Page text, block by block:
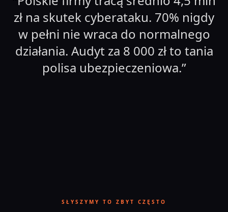
zł na skutek cyberataku. 70% nigdy
w pełni nie wraca do normalnego
działania. Audyt za 8 000 zł to tania
polisa ubezpieczeniowa.”
SŁYSZYMY TO ZBYT CZĘSTO